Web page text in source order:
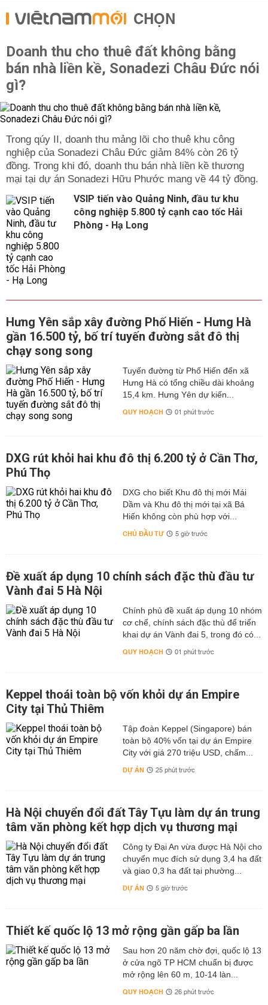
CHỌN
Doanh thu cho thuê đất không bằng
bán nhà liền kề, Sonadezi Châu Đức nói
gì?
Trong qúy II, doanh thu mảng lõi cho thuê khu công
nghiệp của Sonadezi Châu Đức giảm 84% còn 26 tỷ
đồng. Trong khi đó, doanh thu bán nhà liền kề thương
mại tại dự án Sonadezi Hữu Phước mang về 44 tỷ đồng.
VSIP tiến vào Quảng Ninh, đầu tư khu
công nghiệp 5.800 tỷ cạnh cao tốc Hải
Phòng - Hạ Long
Hưng Yên sắp xây đường Phố Hiến - Hưng Hà
gần 16.500 tỷ, bố trí tuyến đường sắt đô thị
chạy song song
Tuyến đường từ Phố Hiến đến xã
Hưng Hà có tổng chiều dài khoảng
15,4 km. Hưng Yên dự kiến...
QUY HOẠCH 01 phút trước
DXG rút khỏi hai khu đô thị 6.200 tỷ ở Cần Thơ,
Phú Thọ
DXG cho biết Khu đô thị mới Mái
Dầm và Khu đô thị mới tại xã Bá
Hiến không còn phù hợp với...
CHỦ ĐẦU TƯ 5 giờ trước
Đề xuất áp dụng 10 chính sách đặc thù đầu tư
Vành đai 5 Hà Nội
Chính phủ đề xuất áp dụng 10 nhóm
cơ chế, chính sách đặc thù để triển
khai dự án Vành đai 5, trong đó có...
QUY HOẠCH 01 phút trước
Keppel thoái toàn bộ vốn khỏi dự án Empire
City tại Thủ Thiêm
Tập đoàn Keppel (Singapore) bán
toàn bộ 40% vốn tại dự án Empire
City với giá 270 triệu USD, chấm...
DỰ ÁN 25 phút trước
Hà Nội chuyển đổi đất Tây Tựu làm dự án trung
tâm văn phòng kết hợp dịch vụ thương mại
Công ty Đại An vừa được Hà Nội cho
chuyển mục đích sử dụng 3,4 ha đất
và giao 0,3 ha đất tại phường...
DỰ ÁN 5 giờ trước
Thiết kế quốc lộ 13 mở rộng gần gấp ba lần
Sau hơn 20 năm chờ đợi, quốc lộ 13
ở cửa ngõ TP HCM chuẩn bị được
mở rộng lên 60 m, 10-14 làn...
QUY HOẠCH 26 phút trước